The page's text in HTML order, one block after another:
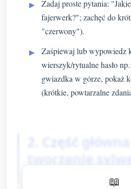
Zadaj proste pytania:
fajerwerk?"; zachęć do
"czerwony").
Zaśpiewaj lub wypowiedz
wierszyk/rytualne hasło
gwiazdka w górze, pokaż
(krótkie, powtarzalne
2. Część główna
tworzenie
fajerwerków📖